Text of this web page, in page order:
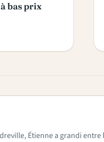
bas prix
Étienne a grandi